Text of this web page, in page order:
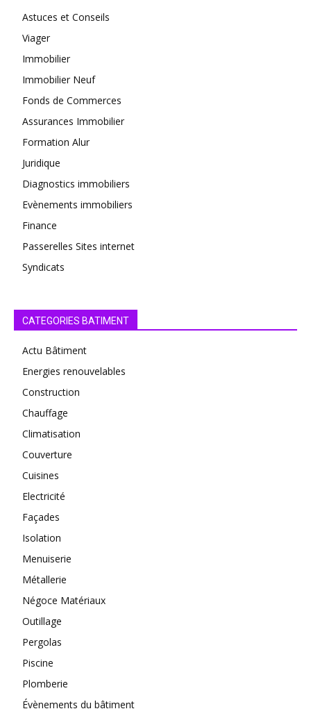
Astuces et Conseils
Viager
Immobilier
Immobilier Neuf
Fonds de Commerces
Assurances Immobilier
Formation Alur
Juridique
Diagnostics immobiliers
Evènements immobiliers
Finance
Passerelles Sites internet
Syndicats
CATEGORIES BATIMENT
Actu Bâtiment
Energies renouvelables
Construction
Chauffage
Climatisation
Couverture
Cuisines
Electricité
Façades
Isolation
Menuiserie
Métallerie
Négoce Matériaux
Outillage
Pergolas
Piscine
Plomberie
Évènements du bâtiment